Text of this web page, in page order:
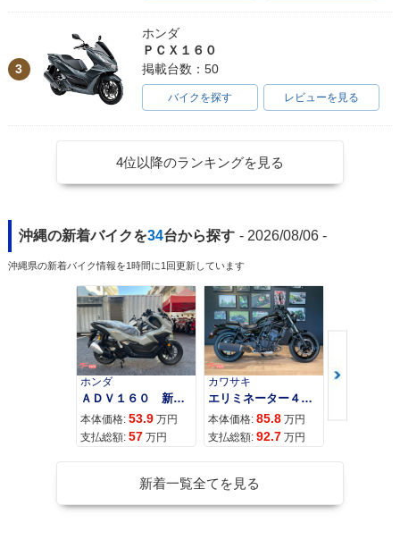
3
ホンダ
ＰＣＸ１６０
掲載台数：50
バイクを探す レビューを見る
4位以降のランキングを見る
沖縄の新着バイクを34台から探す - 2026/08/06 -
沖縄県の新着バイク情報を1時間に1回更新しています
ホンダ
ＡＤＶ１６０ 新車 ２０２６年最新モデル パールスモーキーグレー スマートキー ２９Ｌメットイン ＵＳＢ Ｔｙｐｅ−Ｃ装備
本体価格: 53.9 万円
支払総額: 57 万円
カワサキ
エリミネーター４００
本体価格: 85.8 万円
支払総額: 92.7 万円
カワサキ
本体価格:
新着一覧全てを見る